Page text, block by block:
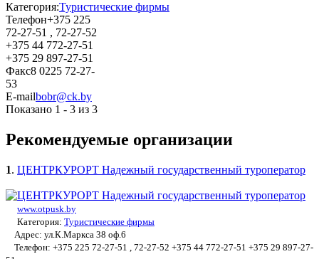
Категория:Туристические фирмы
Телефон+375 225
72-27-51 , 72-27-52
+375 44 772-27-51
+375 29 897-27-51
Факс8 0225 72-27-
53
E-mailbobr@ck.by
Показано 1 - 3 из 3
Рекомендуемые организации
1. ЦЕНТРКУРОРТ Надежный государственный туроператор
www.otpusk.by
Категория: Туристические фирмы
Адрес: ул.К.Маркса 38 оф.6
Телефон: +375 225 72-27-51 , 72-27-52 +375 44 772-27-51 +375 29 897-27-